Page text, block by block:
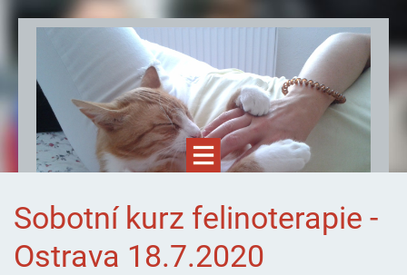
Sobotní kurz felinoterapie -
Ostrava 18.7.2020